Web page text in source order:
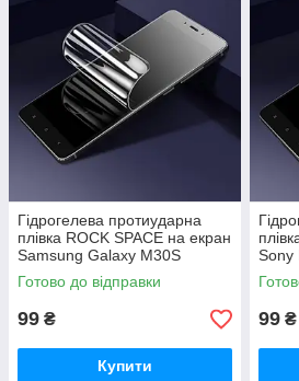
Гідрогелева протиударна
плівка ROCK SPACE на екран
Samsung Galaxy M30S
Готово до відправки
99 ₴
Купити
Sony
99 ₴